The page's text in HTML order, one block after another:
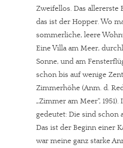
Zweifellos. Das allererste
das ist der Hopper. Wo
sommerliche, leere
Eine Villa am Meer,
Sonne, und am
schon bis auf wenige
Zimmerhöhe (Anm. d.
„Zimmer am Meer“,
gedeutet: Die sind schon
Das ist der Beginn einer
war meine ganz starke